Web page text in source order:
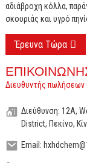
αδιάβροχη κόλλα,
σκουριάς και υγρό
Έρευνα Τώρα
Διευθυντής πωλήσεων
Διεύθυνση: 12A,
District, Πεκίνο,
Email: